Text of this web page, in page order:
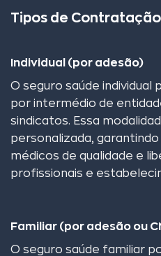
Tipos de Contratação
Individual (por adesão)
O seguro saúde
por intermédio de
sindicatos. Essa
personalizada,
médicos de qualidade e
profissionais e
Familiar (por adesão ou
O seguro saúde familiar